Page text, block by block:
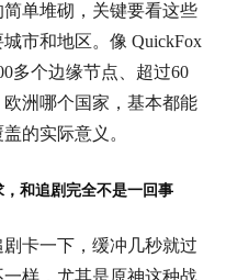
单堆砌，关键要看这些
市和地区。像 QuickFox
多个边缘节点、超过60
洲哪个国家，基本都能
的实际意义。
和追剧完全不是一回事
卡一下，缓冲几秒就过